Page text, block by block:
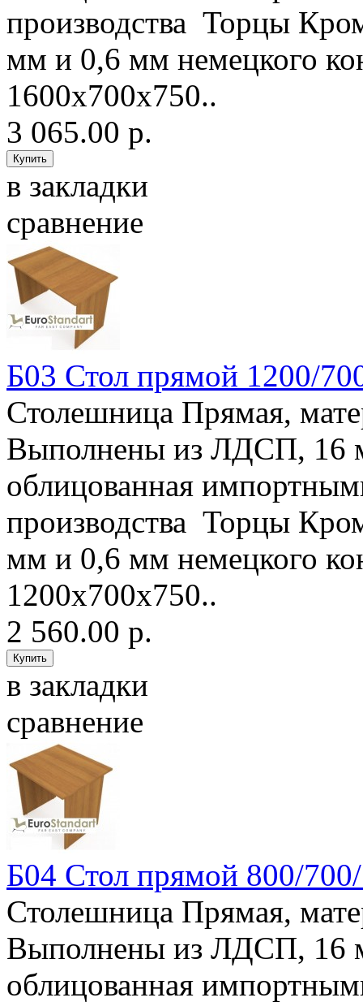
производства Торцы
мм и 0,6 мм немецкого
1600х700х750..
3 065.00 р.
в закладки
сравнение
Б03 Стол прямой 1200/
Столешница Прямая,
Выполнены из ЛДСП,
облицованная
производства Торцы
мм и 0,6 мм немецкого
1200х700х750..
2 560.00 р.
в закладки
сравнение
Б04 Стол прямой 800/
Столешница Прямая,
Выполнены из ЛДСП,
облицованная